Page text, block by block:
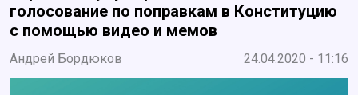
голосование по поправкам в Конституцию
с помощью видео и мемов
Андрей Бордюков 24.04.2020 - 11:16